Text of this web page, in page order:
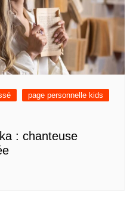
page personnelle kids
: chanteuse